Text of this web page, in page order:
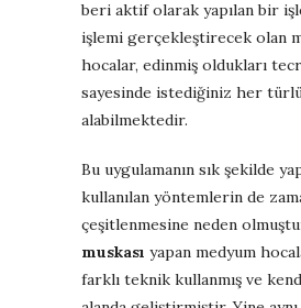
beri aktif olarak yapılan bir
işlemi gerçekleştirecek olan
hocalar, edinmiş oldukları
sayesinde istediğiniz her
alabilmektedir.
Bu uygulamanın sık şekilde
kullanılan yöntemlerin de
çeşitlenmesine neden
muskası yapan medyum
farklı teknik kullanmış ve